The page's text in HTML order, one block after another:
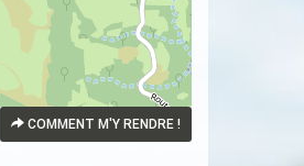
COMMENT M'Y RENDRE !